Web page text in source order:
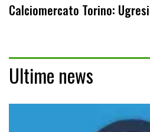
Calciomercato Torino:
Ultime news